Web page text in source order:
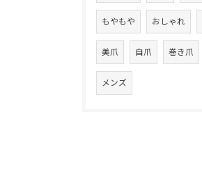
もやもや おしゃれ
美爪 自爪 巻き爪
メンズ